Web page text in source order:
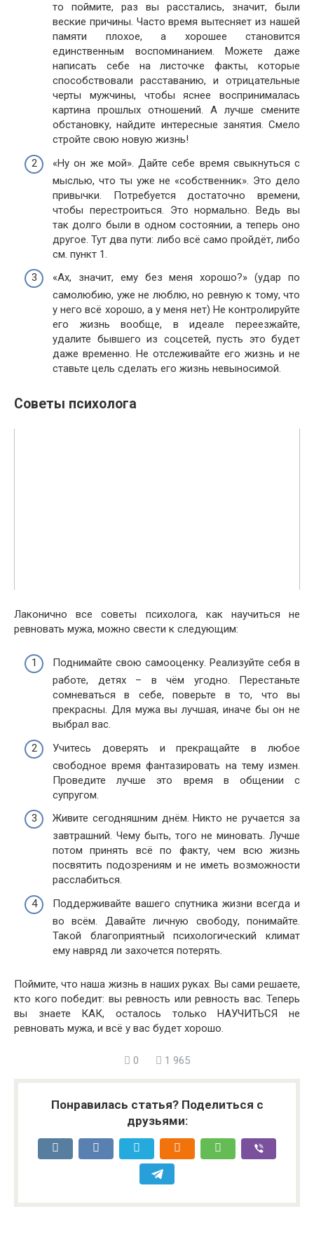
то поймите, раз вы расстались, значит, были
веские причины. Часто время вытесняет из нашей
памяти плохое, а хорошее становится
единственным воспоминанием. Можете даже
написать себе на листочке факты, которые
способствовали расставанию, и отрицательные
черты мужчины, чтобы яснее воспринималась
картина прошлых отношений. А лучше смените
обстановку, найдите интересные занятия. Смело
стройте свою новую жизнь!
«Ну он же мой». Дайте себе время свыкнуться с
мыслью, что ты уже не «собственник». Это дело
привычки. Потребуется достаточно времени,
чтобы перестроиться. Это нормально. Ведь вы
так долго были в одном состоянии, а теперь оно
другое. Тут два пути: либо всё само пройдёт, либо
см. пункт 1.
«Ах, значит, ему без меня хорошо?» (удар по
самолюбию, уже не люблю, но ревную к тому, что
у него всё хорошо, а у меня нет) Не контролируйте
его жизнь вообще, в идеале переезжайте,
удалите бывшего из соцсетей, пусть это будет
даже временно. Не отслеживайте его жизнь и не
ставьте цель сделать его жизнь невыносимой.
Советы психолога
Лаконично все советы психолога, как научиться не
ревновать мужа, можно свести к следующим:
Поднимайте свою самооценку. Реализуйте себя в
работе, детях – в чём угодно. Перестаньте
сомневаться в себе, поверьте в то, что вы
прекрасны. Для мужа вы лучшая, иначе бы он не
выбрал вас.
Учитесь доверять и прекращайте в любое
свободное время фантазировать на тему измен.
Проведите лучше это время в общении с
супругом.
Живите сегодняшним днём. Никто не ручается за
завтрашний. Чему быть, того не миновать. Лучше
потом принять всё по факту, чем всю жизнь
посвятить подозрениям и не иметь возможности
расслабиться.
Поддерживайте вашего спутника жизни всегда и
во всём. Давайте личную свободу, понимайте.
Такой благоприятный психологический климат
ему навряд ли захочется потерять.
Поймите, что наша жизнь в наших руках. Вы сами решаете,
кто кого победит: вы ревность или ревность вас. Теперь
вы знаете КАК, осталось только НАУЧИТЬСЯ не
ревновать мужа, и всё у вас будет хорошо.
0 1 965
Понравилась статья? Поделиться с
друзьями: